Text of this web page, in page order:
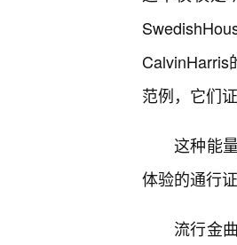
CalvinHarris
范例，它们
这种能
体验的通行证
流行金